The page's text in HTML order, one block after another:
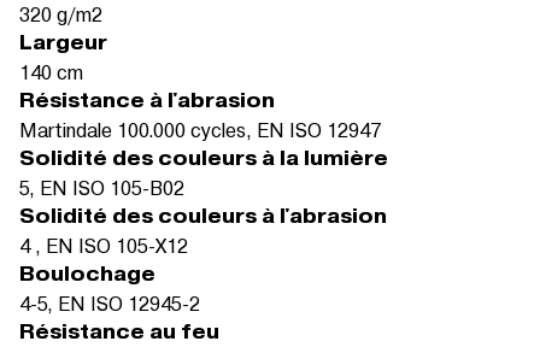
320 g/m2
Largeur
140 cm
Résistance à l'abrasion
Martindale 100.000 cycles, EN ISO 12947
Solidité des couleurs à la lumière
5, EN ISO 105-B02
Solidité des couleurs à l'abrasion
4 , EN ISO 105-X12
Boulochage
4-5, EN ISO 12945-2
Résistance au feu